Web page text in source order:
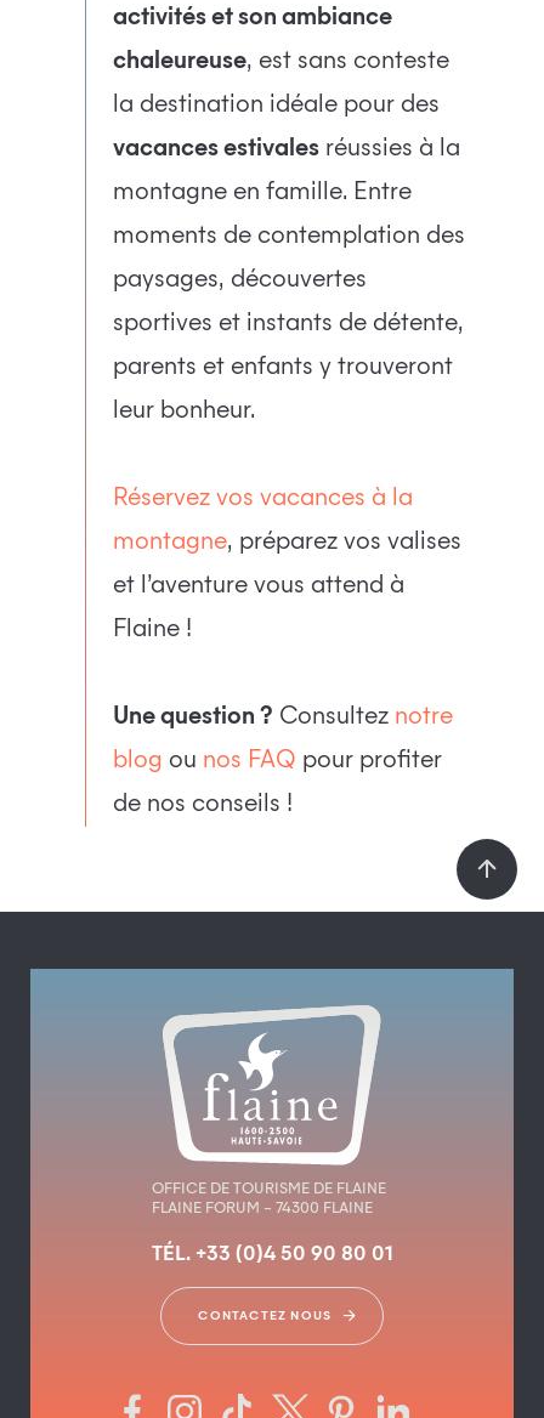
activités et son ambiance
chaleureuse, est sans conteste
la destination idéale pour des
vacances estivales réussies à la
montagne en famille. Entre
moments de contemplation des
paysages, découvertes
sportives et instants de détente,
parents et enfants y trouveront
leur bonheur.
Réservez vos vacances à la
montagne, préparez vos valises
et l’aventure vous attend à
Flaine !
Une question ? Consultez notre
blog ou nos FAQ pour profiter
de nos conseils !
OFFICE DE TOURISME DE FLAINE
FLAINE FORUM – 74300 FLAINE
TÉL. +33 (0)4 50 90 80 01
CONTACTEZ NOUS